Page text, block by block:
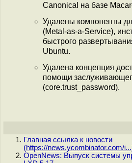
Canonical на базе
Удалены компоненты
(Metal-as-a-Service),
быстрого
Ubuntu.
Удалена концепция
помощи
(core.trust_password).
Главная ссылка к новости
(https://news.ycombinator.com/i...
OpenNews: Выпуск системы